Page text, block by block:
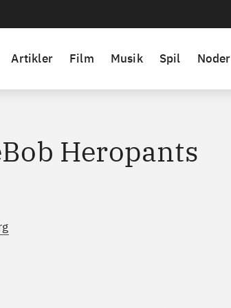
Artikler Film Musik Spil Noder
Heropants